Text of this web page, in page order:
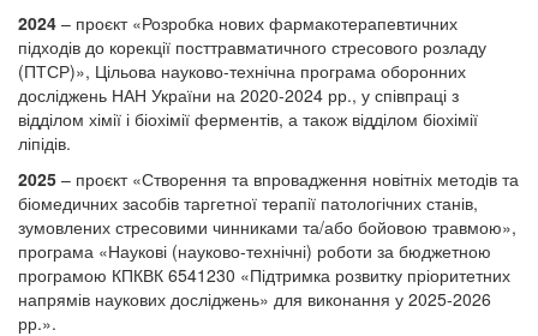
2024 – проєкт «Розробка нових фармакотерапевтичних
підходів до корекції посттравматичного стресового розладу
(ПТСР)», Цільова науково-технічна програма оборонних
досліджень НАН України на 2020-2024 рр., у співпраці з
відділом хімії і біохімії ферментів, а також відділом біохімії
ліпідів.
2025 – проєкт «Створення та впровадження новітніх методів та
біомедичних засобів таргетної терапії патологічних станів,
зумовлених стресовими чинниками та/або бойовою травмою»,
програма «Наукові (науково-технічні) роботи за бюджетною
програмою КПКВК 6541230 «Підтримка розвитку пріоритетних
напрямів наукових досліджень» для виконання у 2025-2026
рр.».